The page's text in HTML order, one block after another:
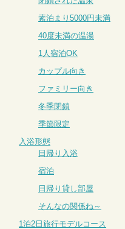
素泊まり5000円未満
40度未満の温湯
1人宿泊OK
カップル向き
ファミリー向き
冬季閉鎖
季節限定
入浴形態
日帰り入浴
宿泊
日帰り貸し部屋
そんなの関係ね～
1泊2日旅行モデルコース